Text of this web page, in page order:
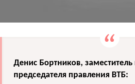
Денис Бортников, заместитель
председателя правления ВТБ: